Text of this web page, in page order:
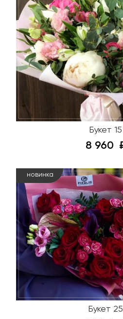
Букет 15
8 960
новинка
Букет 25